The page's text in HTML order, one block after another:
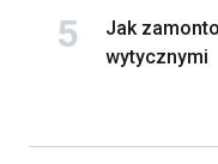
Jak
wytycznymi